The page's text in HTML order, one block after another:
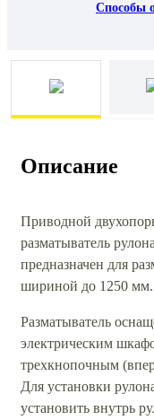
Способы
Описание
Приводной
разматыватель
предназначен для
шириной до 1250 мм.
Разматыватель
электрическим
трехкнопочным
Для установки
установить внутрь